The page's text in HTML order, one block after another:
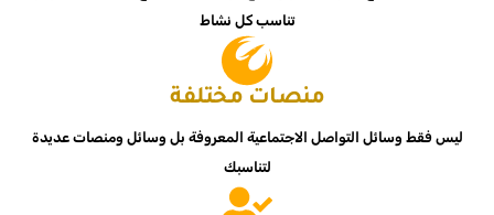
تناسب كل نشاط
منصات مختلفة
ليس فقط وسائل التواصل الاجتماعية المعروفة بل وسائل ومنصات عديدة
لتناسبك